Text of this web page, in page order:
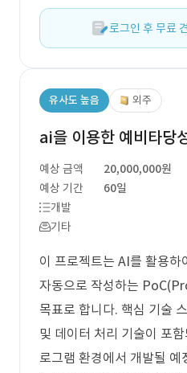
로그인 후 무료
유사도 높음 외주
ai을 이용한 예비타당
예상 금액
20,000,000원
예상 기간
60일
개발
기타
이 프로젝트는 AI를 활용하
자동으로 작성하는
목표로 합니다. 핵심 기술
및 데이터 처리 기술이 포
로그램 환경에서 개발될 예